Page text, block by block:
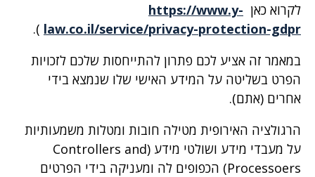
לקרוא כאן https://www.y-
law.co.il/service/privacy-protection-gdpr
).
במאמר זה אציע לכם פתרון להתייחסות שלכם לזכויות
הפרט בשליטה על המידע האישי שלו שנמצא בידי
אחרים (אתם).
הרגולציה האירופית מטילה חובות ומטלות משמעותיות
על מעבדי מידע ושולטי מידע (Controllers and
Processoers) הכפופים לה ומעניקה בידי הפרטים